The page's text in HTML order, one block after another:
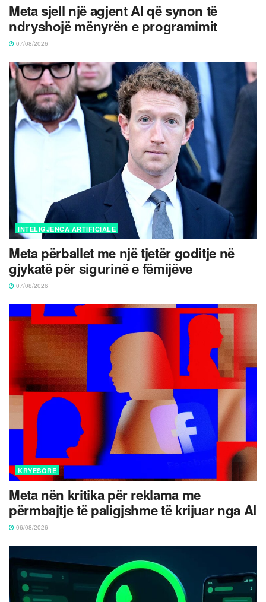
Meta sjell një agjent AI që synon të
ndryshojë mënyrën e programimit
07/08/2026
INTELIGJENCA ARTIFICIALE
Meta përballet me një tjetër goditje në
gjykatë për sigurinë e fëmijëve
07/08/2026
KRYESORE
Meta nën kritika për reklama me
përmbajtje të paligjshme të krijuar nga AI
06/08/2026